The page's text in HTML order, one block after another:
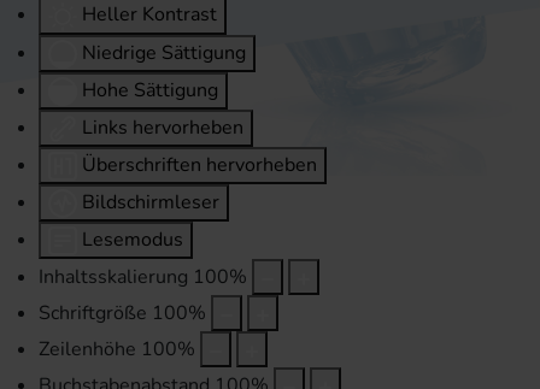
Heller Kontrast
Niedrige Sättigung
Hohe Sättigung
Links hervorheben
Überschriften hervorheben
Bildschirmleser
Lesemodus
Inhaltsskalierung 100%
Schriftgröße 100%
Zeilenhöhe 100%